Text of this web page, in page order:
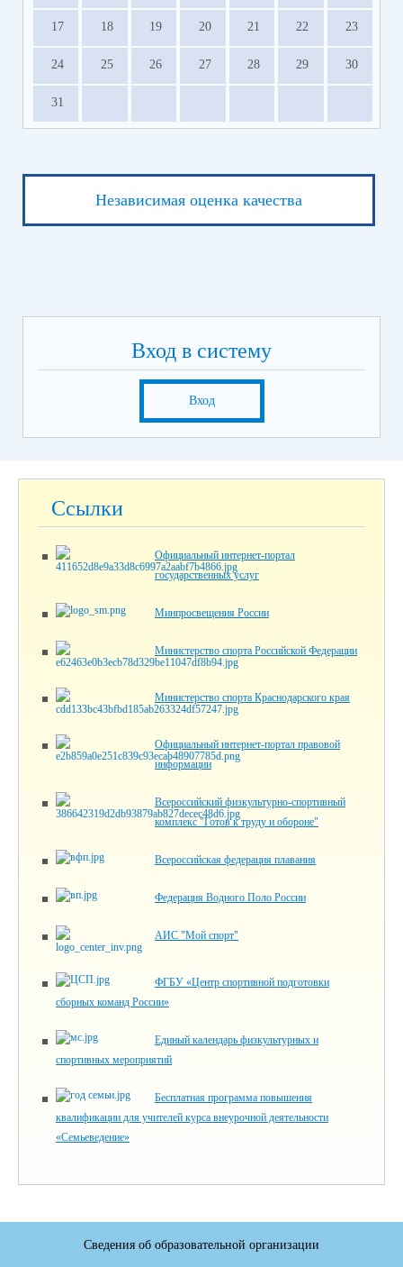
17 18 19 20 21 22 23
24 25 26 27 28 29 30
31
Независимая оценка качества
Вход в систему
Вход
Ссылки
Официальный интернет-портал
государственных услуг
Минпросвещения России
Министерство спорта Российской Федерации
Министерство спорта Краснодарского края
Официальный интернет-портал правовой
информации
Всероссийский физкультурно-спортивный
комплекс "Готов к труду и обороне"
Всероссийская федерация плавания
Федерация Водного Поло России
АИС "Мой спорт"
ФГБУ «Центр спортивной подготовки
сборных команд России»
Единый календарь физкультурных и
спортивных мероприятий
Бесплатная программа повышения
квалификации для учителей курса внеурочной деятельности
«Семьеведение»
Сведения об образовательной организации